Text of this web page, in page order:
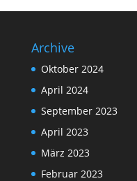
Archive
Oktober 2024
April 2024
September 2023
April 2023
März 2023
Februar 2023